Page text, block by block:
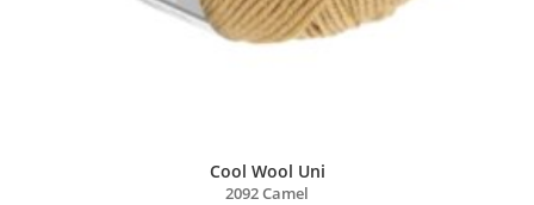
Cool Wool Uni
2092 Camel